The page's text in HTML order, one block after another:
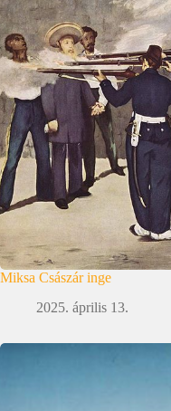
Miksa Császár inge
2025. április 13.